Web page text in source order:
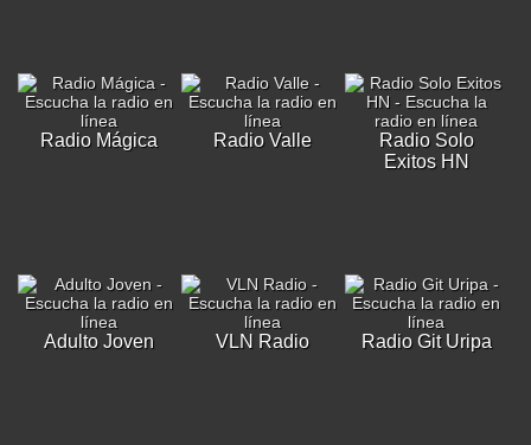
Radio Mágica Radio Valle
Radio Solo
Exitos HN
Adulto Joven VLN Radio Radio Git Uripa